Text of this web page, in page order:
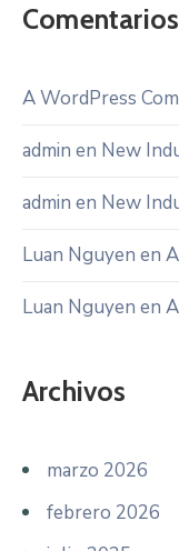
A WordPress
admin en New
admin en New
Luan Nguyen en
Luan Nguyen en
Archivos
marzo 2026
febrero 2026